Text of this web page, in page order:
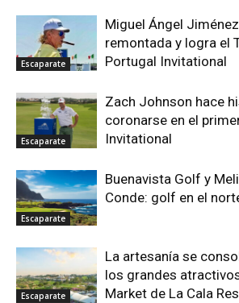
Escaparate
Miguel Ángel
remontada y logra el
Portugal Invitational
Escaparate
Zach Johnson hace
coronarse en el
Invitational
Escaparate
Buenavista Golf y
Conde: golf en el
Escaparate
La artesanía se
los grandes
Market de La Cala